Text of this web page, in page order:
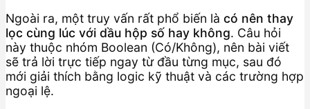
Ngoài ra, một truy vấn rất phổ biến là có nên thay
lọc cùng lúc với dầu hộp số hay không. Câu hỏi
này thuộc nhóm Boolean (Có/Không), nên bài viết
sẽ trả lời trực tiếp ngay từ đầu từng mục, sau đó
mới giải thích bằng logic kỹ thuật và các trường hợp
ngoại lệ.